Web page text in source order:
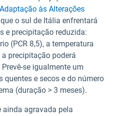
às Alterações
o sul de Itália enfrentará
e precipitação reduzida:
(PCR 8,5), a temperatura
a precipitação poderá
se igualmente um
quentes e secos e do número
(duração > 3 meses).
agravada pela